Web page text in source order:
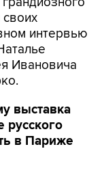
интервью
Ивановича
выставка
русского
в Париже